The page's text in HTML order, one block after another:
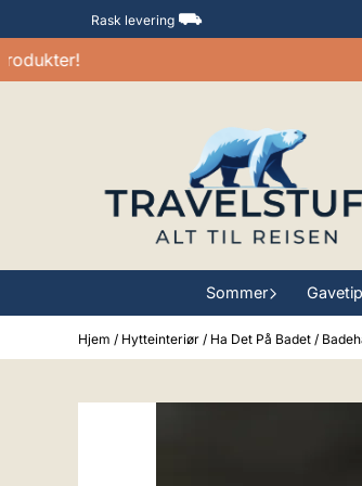
Hopp til innholdRask levering ⛟
Sommer
Hjem / Hytteinteriør / Ha Det På Badet /